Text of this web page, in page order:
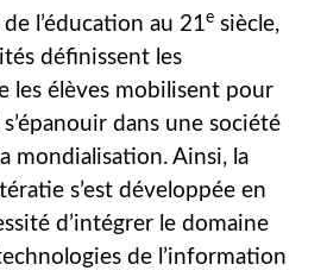
l’éducation au 21e siècle,
définissent les
les élèves mobilisent pour
dans une société
mondialisation. Ainsi, la
s’est développée en
d’intégrer le domaine
de l’information